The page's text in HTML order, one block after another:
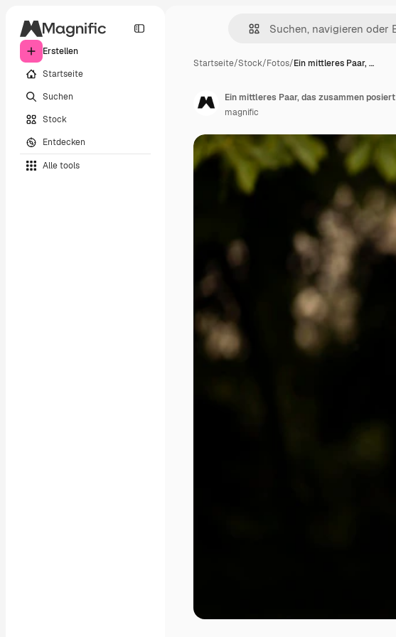
Erstellen
Startseite
Suchen
Stock
Entdecken
Alle tools
Startseite/Stock/Fotos/Ein mittleres Paar, …
Ein mittleres Paar, das zusammen posiert
magnific